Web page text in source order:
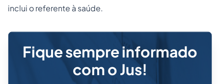
inclui o referente à saúde.
Fique sempre informado
com o Jus!